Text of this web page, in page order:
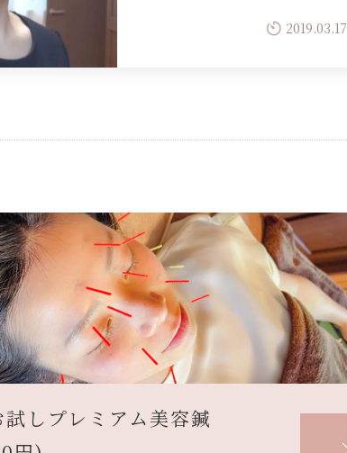
2019.03.17
試しプレミアム美容鍼